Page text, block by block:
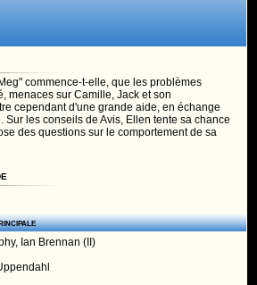
commence-t-elle, que les problèmes
menaces sur Camille, Jack et son
cependant d'une grande aide, en échange
Sur les conseils de Avis, Ellen tente sa chance
des questions sur le comportement de sa
, Ian Brennan (II)